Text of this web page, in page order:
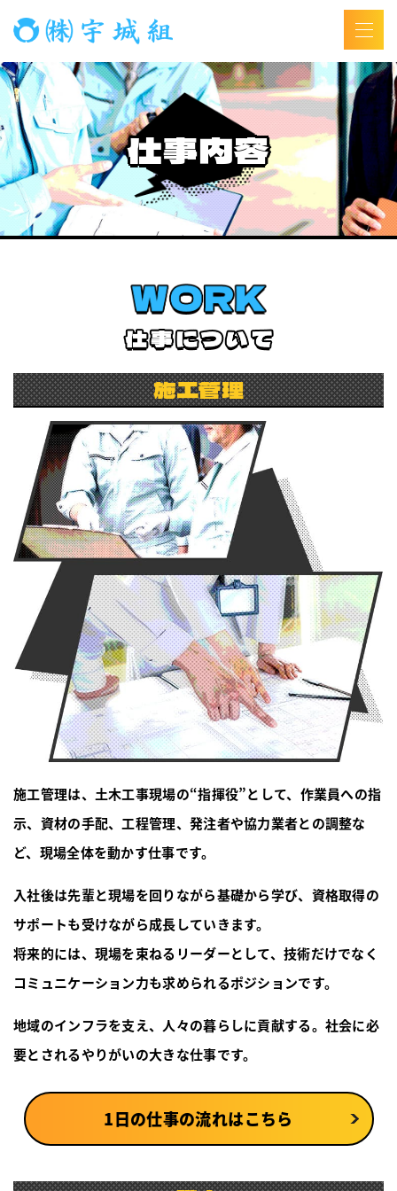
仕事内容
施工管理
施工管理は、土木工事現場の“指揮役”として、作業員への指
示、資材の手配、工程管理、発注者や協力業者との調整な
ど、現場全体を動かす仕事です。
入社後は先輩と現場を回りながら基礎から学び、資格取得の
サポートも受けながら成長していきます。
将来的には、現場を束ねるリーダーとして、技術だけでなく
コミュニケーション力も求められるポジションです。
地域のインフラを支え、人々の暮らしに貢献する。社会に必
要とされるやりがいの大きな仕事です。
1日の仕事の流れはこちら